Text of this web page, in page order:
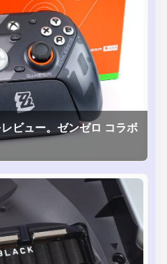
ビュー。ゼンゼロ コラボ